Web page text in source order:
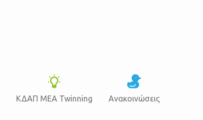
ΚΔΑΠ ΜΕΑ Twinning Ανακοινώσεις